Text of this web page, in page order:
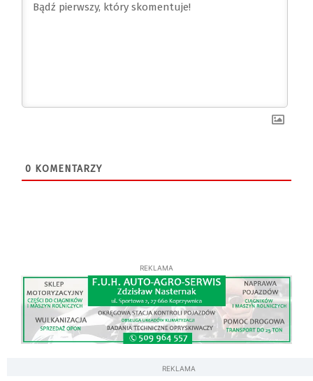
0 KOMENTARZY
REKLAMA
REKLAMA